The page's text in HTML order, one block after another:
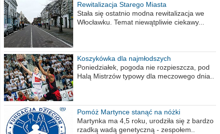
Rewitalizacja Starego Miasta
Stała się ostatnio modna rewitalizacja we
Włocławku. Temat niewątpliwie ciekawy...
Koszykówka dla najmłodszych
Poniedziałek, pogoda nie rozpieszcza, pod
Halą Mistrzów typowy dla meczowego dnia..
Pomóż Martynce stanąć na nóżki
Martynka ma 4,5 roku, urodziła się z bardzo
rzadką wadą genetyczną - zespołem..